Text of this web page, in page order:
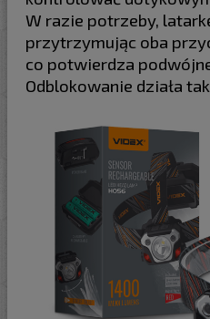
W razie potrzeby,
przytrzymując oba
co potwierdza
Odblokowanie działa